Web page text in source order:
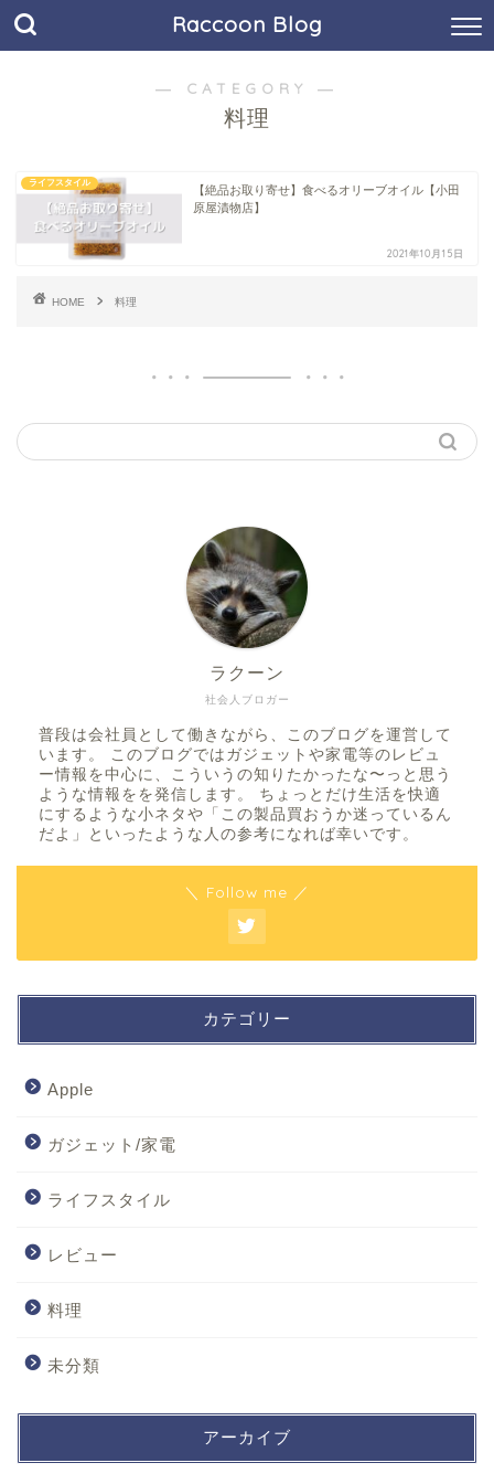
Raccoon Blog
― CATEGORY ―
料理
ライフスタイル
【絶品お取り寄せ】食べるオリーブオイル【小田
原屋漬物店】
2021年10月15日
HOME 料理
社会人ブロガー
ラクーン
普段は会社員として働きながら、このブログを運営して
います。 このブログではガジェットや家電等のレビュ
ー情報を中心に、こういうの知りたかったな〜っと思う
ような情報をを発信します。 ちょっとだけ生活を快適
にするような小ネタや「この製品買おうか迷っているん
だよ」といったような人の参考になれば幸いです。
＼ Follow me ／
カテゴリー
Apple
ガジェット/家電
ライフスタイル
レビュー
料理
未分類
アーカイブ